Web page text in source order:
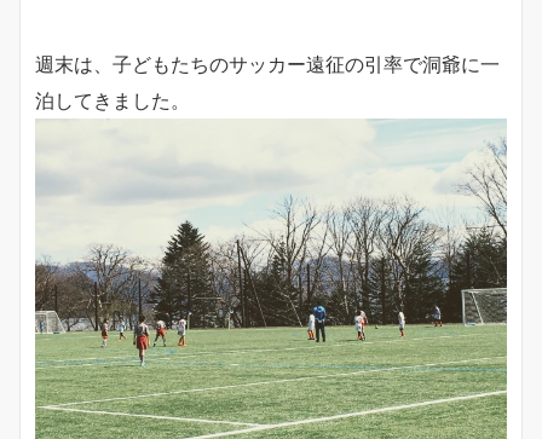
週末は、子どもたちのサッカー遠征の引率で洞爺に一
泊してきました。